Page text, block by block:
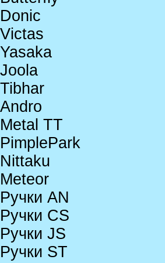
Donic
Victas
Yasaka
Joola
Tibhar
Andro
Metal TT
PimplePark
Nittaku
Meteor
Ручки AN
Ручки CS
Ручки JS
Ручки ST